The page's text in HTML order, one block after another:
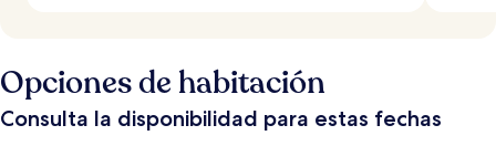
Opciones de habitación
Consulta la disponibilidad para estas fechas